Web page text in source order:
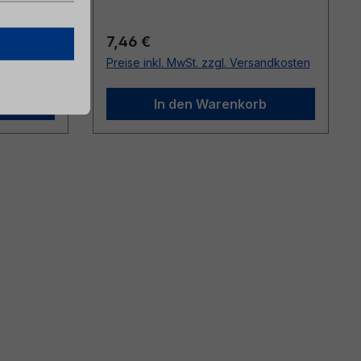
Regulärer Preis:
7,46 €
Preise inkl. MwSt. zzgl. Versandkosten
In den Warenkorb